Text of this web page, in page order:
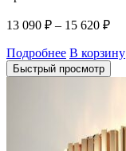
13 090 ₽ – 15 620 ₽
Подробнее В корзину
Быстрый просмотр